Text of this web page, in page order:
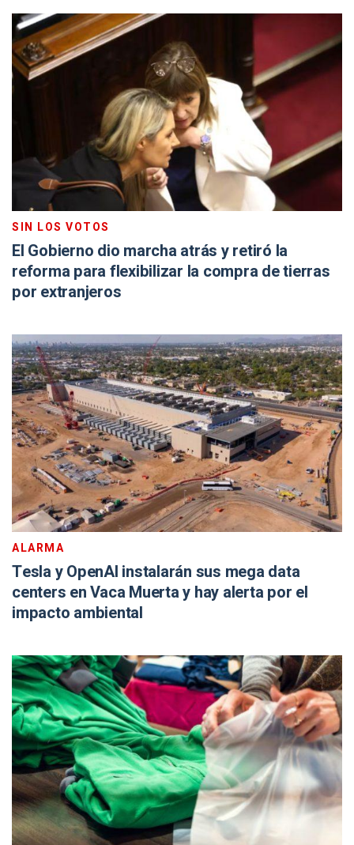
SIN LOS VOTOS
El Gobierno dio marcha atrás y retiró la
reforma para flexibilizar la compra de tierras
por extranjeros
ALARMA
Tesla y OpenAI instalarán sus mega data
centers en Vaca Muerta y hay alerta por el
impacto ambiental